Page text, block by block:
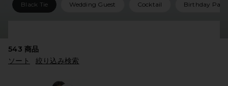
Black Tie Wedding Guest Cocktail Birthday
543 商品
ソート
絞り込み検索